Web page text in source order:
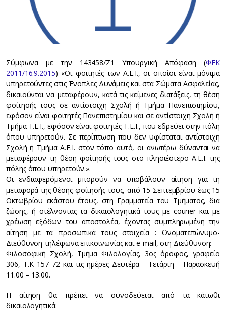
Σύμφωνα με την 143458/Ζ1 Υπουργική Απόφαση (ΦΕΚ
2011/16.9.2015) «Οι φοιτητές των Α.Ε.Ι., οι οποίοι είναι μόνιμα
υπηρετούντες στις Ένοπλες Δυνάμεις και στα Σώματα Ασφαλείας,
δικαιούνται να μεταφέρουν, κατά τις κείμενες διατάξεις, τη θέση
φοίτησής τους σε αντίστοιχη Σχολή ή Τμήμα Πανεπιστημίου,
εφόσον είναι φοιτητές Πανεπιστημίου και σε αντίστοιχη Σχολή ή
Τμήμα Τ.Ε.Ι., εφόσον είναι φοιτητές Τ.Ε.Ι., που εδρεύει στην πόλη
όπου υπηρετούν. Σε περίπτωση που δεν υφίσταται αντίστοιχη
Σχολή ή Τμήμα Α.Ε.Ι. στον τόπο αυτό, οι ανωτέρω δύνανται να
μεταφέρουν τη θέση φοίτησής τους στο πλησιέστερο Α.Ε.Ι. της
πόλης όπου υπηρετούν.».
Οι ενδιαφερόμενοι μπορούν να υποβάλουν αίτηση για τη
μεταφορά της θέσης φοίτησής τους, από 15 Σεπτεμβρίου έως 15
Οκτωβρίου εκάστου έτους, στη Γραμματεία του Τμήματος, δια
ζώσης, ή στέλνοντας τα δικαιολογητικά τους με courier και με
χρέωση εξόδων του αποστολέα, έχοντας συμπληρωμένη την
αίτηση με τα προσωπικά τους στοιχεία : Ονοματεπώνυμο-
Διεύθυνση-τηλέφωνα επικοινωνίας και e-mail, στη Διεύθυνση:
Φιλοσοφική Σχολή, Τμήμα Φιλολογίας, 3ος όροφος, γραφείο
306, Τ.Κ 157 72 και τις ημέρες Δευτέρα - Τετάρτη - Παρασκευή
11.00 – 13.00.
Η αίτηση θα πρέπει να συνοδεύεται από τα κάτωθι
δικαιολογητικά: